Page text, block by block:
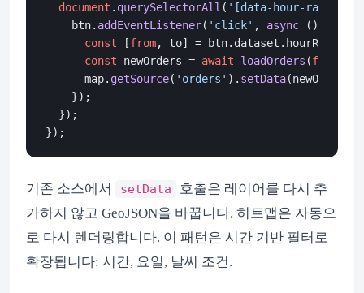
document . querySelectorAll ( '[data-hour-range]'
    btn.
addEventListener( 'click' , async () => {
const [from, to] = btn. dataset . hourRange
const newOrders = await loadOrders (from
      map.
getSource( 'orders' ). setData(newOrders);
    });
  });
기존 소스에서 setData
호출은 레이어를 다시 추
가하지 않고 GeoJSON을 바꿉니다. 히트맵은 자동으
로 다시 렌더링합니다. 이 패턴은 시간 기반 필터로
확장됩니다: 시간, 요일, 날씨 조건.